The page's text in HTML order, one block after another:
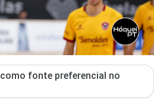
como fonte preferencial no